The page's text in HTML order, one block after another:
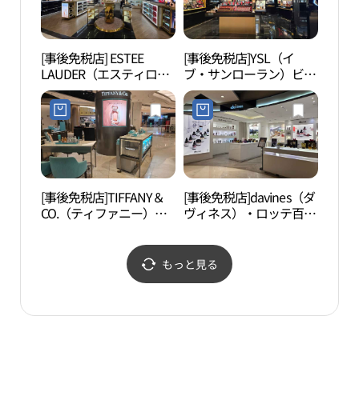
점 에비뉴엘 잠실점)
백화점 잠실 에비뉴엘점)
[事後免税店] ESTEE
LAUDER（エスティロー
ダー）・ロッテ百貨店チ
ャムシル（蚕室）
AVENUEL（アヴェニュ
エル）店(에스티로더 롯
데백화점 잠실 에비뉴엘
점)
[事後免税店]YSL（イ
ブ・サンローラン）ビュ
ーティー・ロッテ百貨店
チャムシル（蚕室）
AVENUEL（アヴェニュ
エル）店(입생로랑 뷰티
롯데백화점 잠실 에비뉴
엘점)
[事後免税店]TIFFANY＆
CO.（ティファニー）香
AVENUEL（アヴェニュ
エル）店(티파니향수 롯
[事後免税店]davines（ダ
ヴィネス）・ロッテ百貨
AVENUEL（アヴェニュ
エル）店(다비네스 롯데
백화점 잠실 에비뉴엘점)
もっと見る